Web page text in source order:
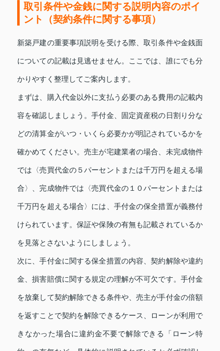
取引条件や金銭に関する説明内容のポイ
ント（契約条件に関する事項）
新築戸建の重要事項説明を受ける際、取引条件や金銭面
についての記載は見逃せません。ここでは、誰にでも分
かりやすく整理してご案内します。
まずは、購入代金以外に支払う必要のある費用の記載内
容を確認しましょう。手付金、固定資産税の日割り分な
どの清算金がいつ・いくら必要かが明記されているかを
確かめてください。売主が宅建業者の場合、未完成物件
では〈売買代金の５パーセントまたは千万円を超える場
合〉、完成物件では〈売買代金の１０パーセントまたは
千万円を超える場合〉には、手付金の保全措置が義務付
けられています。保証や保険の有無も記載されているか
を見落とさないようにしましょう。
次に、手付金に関する保全措置の内容、契約解除や違約
金、損害賠償に関する規定の理解が不可欠です。手付金
を放棄して契約解除できる条件や、売主が手付金の倍額
を返すことで契約を解除できるケース、ローンが利用で
きなかった場合に違約金不要で解除できる「ローン特